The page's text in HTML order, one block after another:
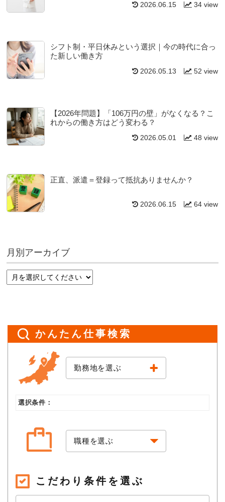
34 view
2026.06.15
シフト制・平日休みという選択｜今の時代に合っ
た新しい働き方
52 view
2026.05.13
【2026年問題】「106万円の壁」がなくなる？こ
れからの働き方はどう変わる？
48 view
2026.05.01
正直、派遣＝登録って抵抗ありませんか？
64 view
2026.06.15
月別アーカイブ
かんたん仕事検索
勤務地を選ぶ
選択条件：
こだわり条件を選ぶ